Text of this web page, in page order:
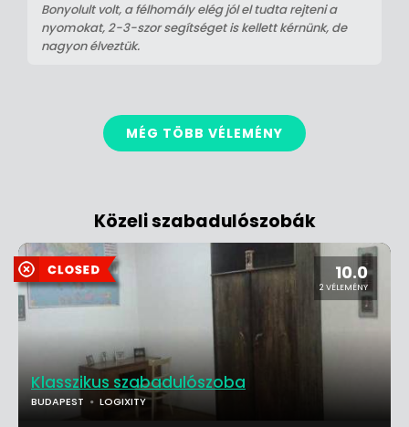
Bonyolult volt, a félhomály elég jól el tudta rejteni a
nyomokat, 2-3-szor segítséget is kellett kérnünk, de
nagyon élveztük.
MÉG TÖBB VÉLEMÉNY
Közeli szabadulószobák
10.0
2 VÉLEMÉNY
Klasszikus szabadulószoba
BUDAPEST LOGIXITY